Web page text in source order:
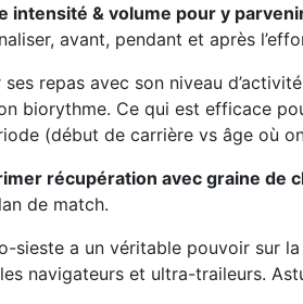
intensité & volume pour y
avant, pendant et après
repas avec son niveau
biorythme. Ce qui est efficace
(début de carrière vs âge où
récupération avec graine de
de match.
sieste a un véritable pouvoir sur
navigateurs et ultra-traileurs.